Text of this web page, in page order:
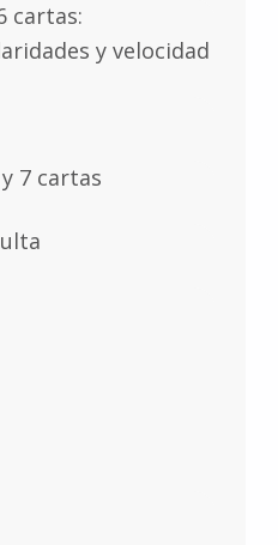
cartas:
y velocidad
7 cartas